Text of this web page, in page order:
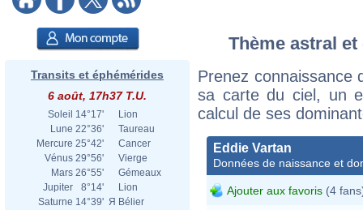
Transits et éphémérides
6 août, 17h37 T.U.
Soleil 14°17'
Lion
Lune 22°36'
Taureau
Mercure 25°42'
Cancer
Vénus 29°56'
Vierge
Mars 26°55'
Gémeaux
Jupiter
8°14'
Lion
Saturne 14°39' Я Bélier
Thème astral
Prenez connaissance
sa carte du ciel, un
calcul de ses
Eddie Vartan
Données de naissance et
Ajouter aux favoris (4